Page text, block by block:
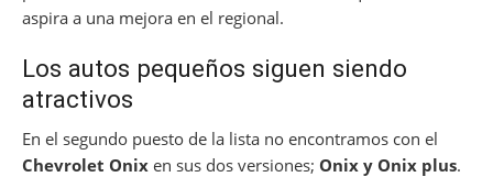
aspira a una mejora en el regional.
Los autos pequeños siguen siendo
atractivos
En el segundo puesto de la lista no encontramos con el
Chevrolet Onix en sus dos versiones; Onix y Onix plus.